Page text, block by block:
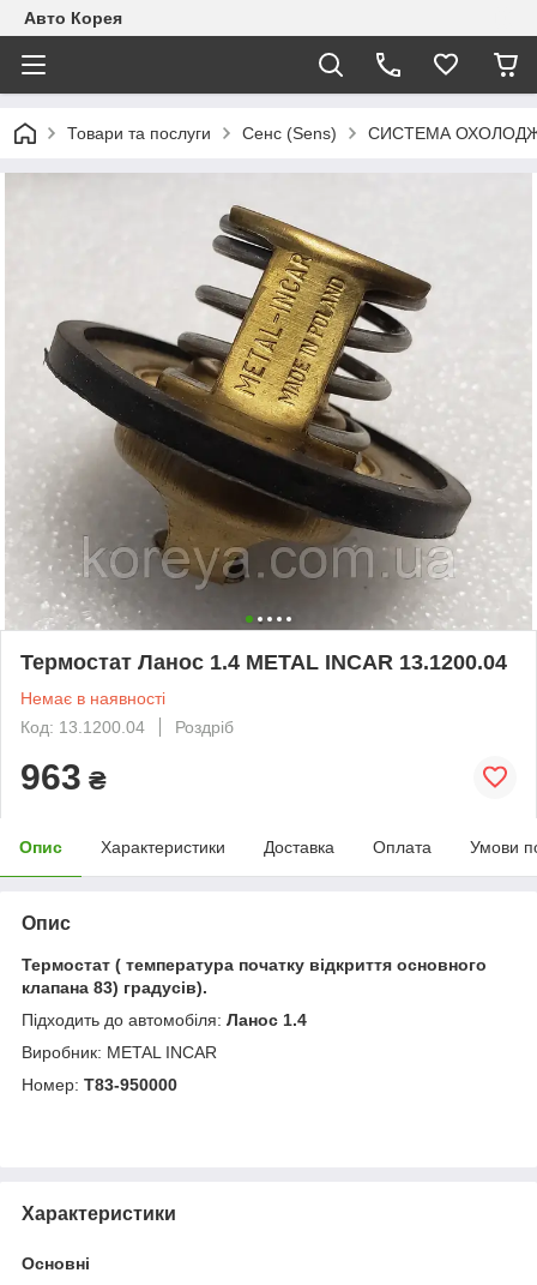
Авто Корея
Товари та послуги Сенс (Sens) СИСТЕМА
Термостат Ланос 1.4 METAL INCAR 13.1200.04
Немає в наявності
Код: 13.1200.04
Роздріб
963 ₴
Опис Характеристики Доставка Оплата Умови
Опис
Термостат ( температура початку відкриття основного
клапана 83) градусів).
Підходить до автомобіля: Ланос 1.4
Виробник: METAL INCAR
Номер: Т83-950000
Характеристики
Основні